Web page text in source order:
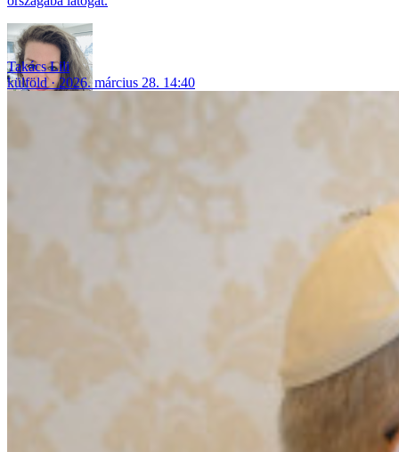
Takács Lili
külföld
2026. március 28. 14:40